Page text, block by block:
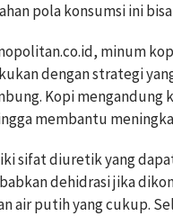
pola konsumsi ini
minum
dengan strategi
Kopi mengandung
membantu
sifat diuretik yang
dehidrasi jika
air putih yang cukup.